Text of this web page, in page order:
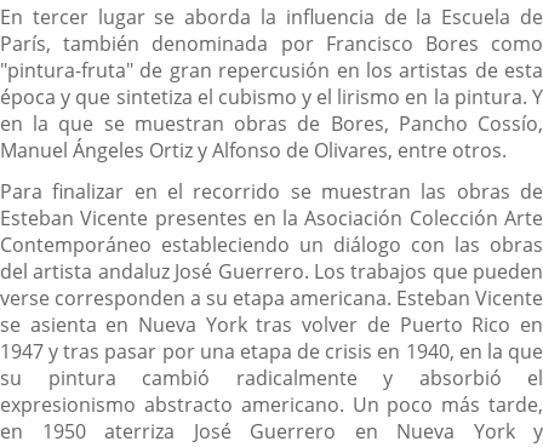
En tercer lugar se aborda la influencia de la Escuela de
París, también denominada por Francisco Bores como
"pintura-fruta" de gran repercusión en los artistas de esta
época y que sintetiza el cubismo y el lirismo en la pintura. Y
en la que se muestran obras de Bores, Pancho Cossío,
Manuel Ángeles Ortiz y Alfonso de Olivares, entre otros.
Para finalizar en el recorrido se muestran las obras de
Esteban Vicente presentes en la Asociación Colección Arte
Contemporáneo estableciendo un diálogo con las obras
del artista andaluz José Guerrero. Los trabajos que pueden
verse corresponden a su etapa americana. Esteban Vicente
se asienta en Nueva York tras volver de Puerto Rico en
1947 y tras pasar por una etapa de crisis en 1940, en la que
su pintura cambió radicalmente y absorbió el
expresionismo abstracto americano. Un poco más tarde,
en 1950 aterriza José Guerrero en Nueva York y